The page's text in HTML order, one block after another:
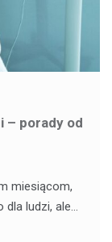
– porady od
miesiącom,
ludzi, ale…